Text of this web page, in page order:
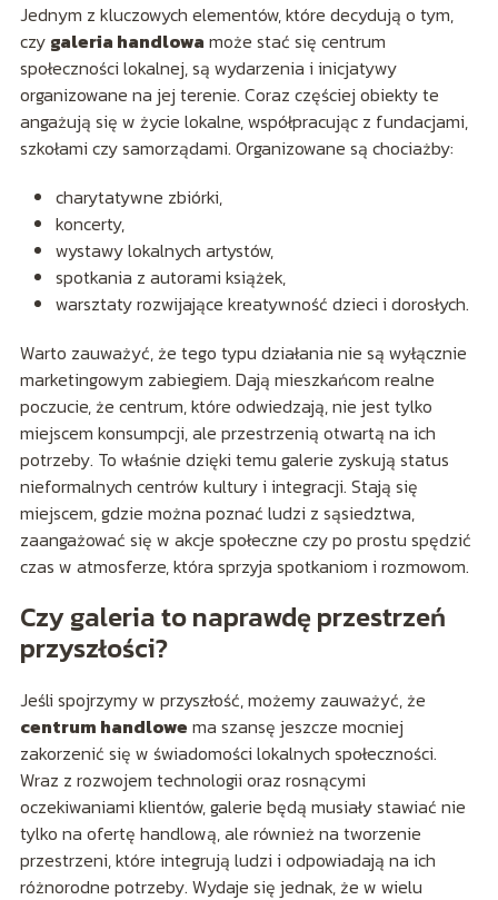
Jednym z kluczowych elementów, które decydują o tym,
czy galeria handlowa może stać się centrum
społeczności lokalnej, są wydarzenia i inicjatywy
organizowane na jej terenie. Coraz częściej obiekty te
angażują się w życie lokalne, współpracując z fundacjami,
szkołami czy samorządami. Organizowane są chociażby:
charytatywne zbiórki,
koncerty,
wystawy lokalnych artystów,
spotkania z autorami książek,
warsztaty rozwijające kreatywność dzieci i dorosłych.
Warto zauważyć, że tego typu działania nie są wyłącznie
marketingowym zabiegiem. Dają mieszkańcom realne
poczucie, że centrum, które odwiedzają, nie jest tylko
miejscem konsumpcji, ale przestrzenią otwartą na ich
potrzeby. To właśnie dzięki temu galerie zyskują status
nieformalnych centrów kultury i integracji. Stają się
miejscem, gdzie można poznać ludzi z sąsiedztwa,
zaangażować się w akcje społeczne czy po prostu spędzić
czas w atmosferze, która sprzyja spotkaniom i rozmowom.
Czy galeria to naprawdę przestrzeń
przyszłości?
Jeśli spojrzymy w przyszłość, możemy zauważyć, że
centrum handlowe ma szansę jeszcze mocniej
zakorzenić się w świadomości lokalnych społeczności.
Wraz z rozwojem technologii oraz rosnącymi
oczekiwaniami klientów, galerie będą musiały stawiać nie
tylko na ofertę handlową, ale również na tworzenie
przestrzeni, które integrują ludzi i odpowiadają na ich
różnorodne potrzeby. Wydaje się jednak, że w wielu